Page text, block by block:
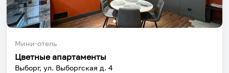
Мини-отель
Цветные апартаменты
Выборг, ул. Выборгская д. 4